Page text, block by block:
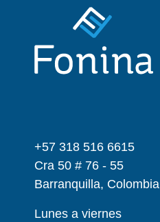
+57 318 516 6615
Cra 50 # 76 - 55
Barranquilla, Colombia
Lunes a viernes